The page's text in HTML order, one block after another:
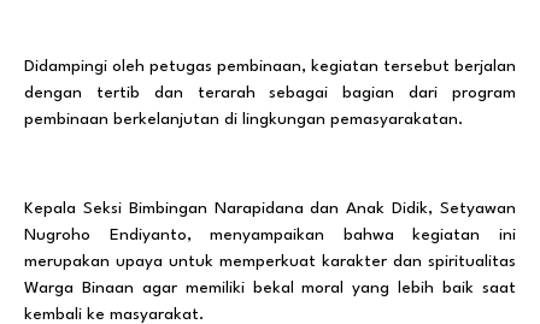
Didampingi oleh petugas pembinaan, kegiatan tersebut berjalan
dengan tertib dan terarah sebagai bagian dari program
pembinaan berkelanjutan di lingkungan pemasyarakatan.
Kepala Seksi Bimbingan Narapidana dan Anak Didik, Setyawan
Nugroho Endiyanto, menyampaikan bahwa kegiatan ini
merupakan upaya untuk memperkuat karakter dan spiritualitas
Warga Binaan agar memiliki bekal moral yang lebih baik saat
kembali ke masyarakat.